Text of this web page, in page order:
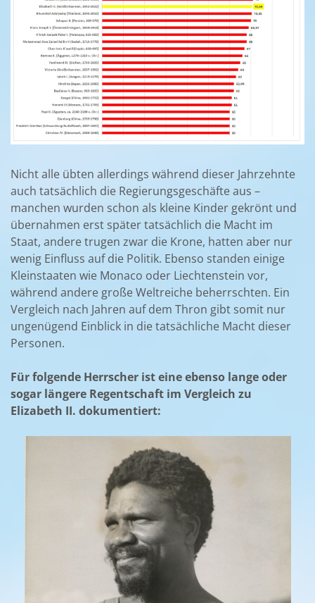
Nicht alle übten allerdings während dieser Jahrzehnte
auch tatsächlich die Regierungsgeschäfte aus –
manchen wurden schon als kleine Kinder gekrönt und
übernahmen erst später tatsächlich die Macht im
Staat, andere trugen zwar die Krone, hatten aber nur
wenig Einfluss auf die Politik. Ebenso standen einige
Kleinstaaten wie Monaco oder Liechtenstein vor,
während andere große Weltreiche beherrschten. Ein
Vergleich nach Jahren auf dem Thron gibt somit nur
ungenügend Einblick in die tatsächliche Macht dieser
Personen.
Für folgende Herrscher ist eine ebenso lange oder
sogar längere Regentschaft im Vergleich zu
Elizabeth II. dokumentiert: